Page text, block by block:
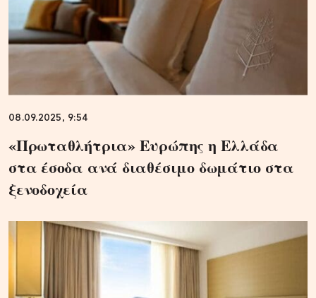
08.09.2025, 9:54
«Πρωταθλήτρια» Ευρώπης η Ελλάδα
στα έσοδα ανά διαθέσιμο δωμάτιο στα
ξενοδοχεία